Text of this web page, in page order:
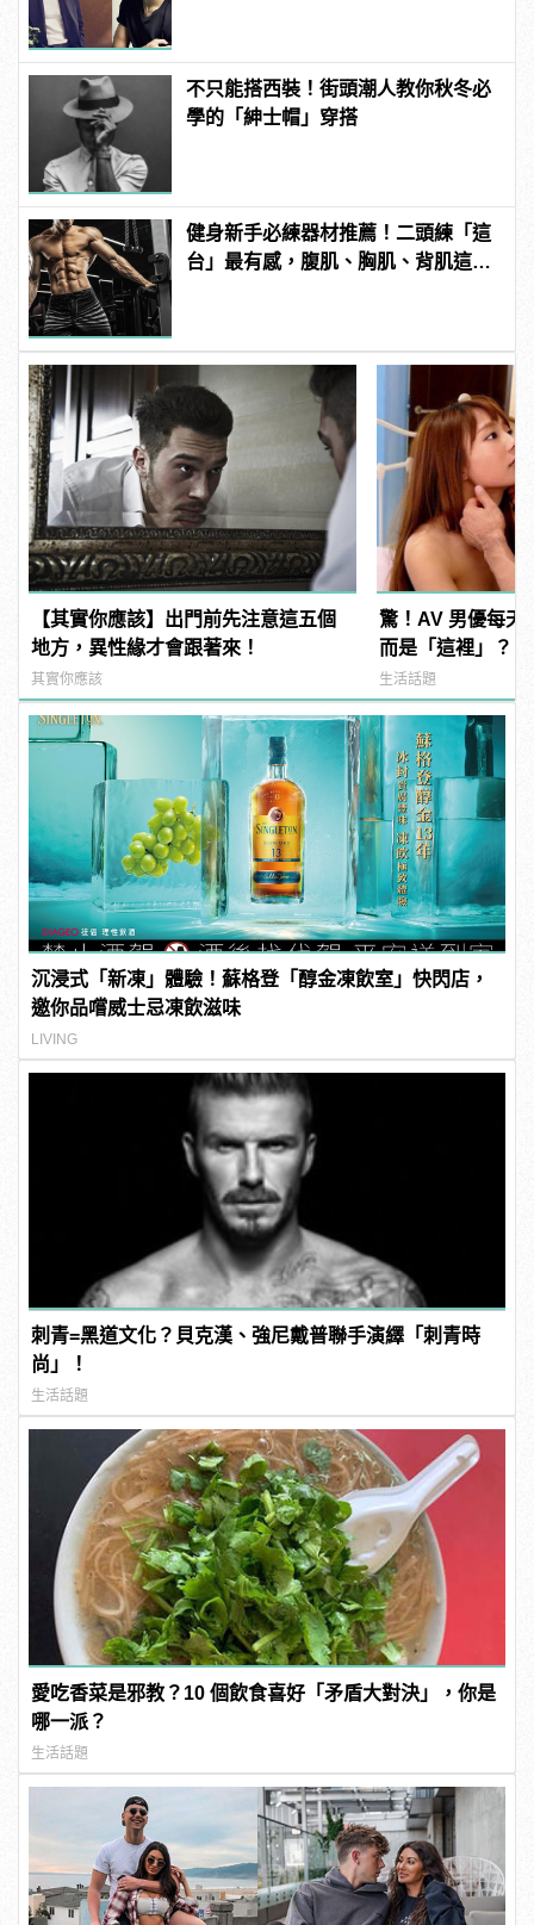
不只能搭西裝！街頭潮人教你秋冬必
學的「紳士帽」穿搭
健身新手必練器材推薦！二頭練「這
台」最有感，腹肌、胸肌、背肌這樣
【其實你應該】出門前先注意這五個
地方，異性緣才會跟著來！
其實你應該
驚！AV 男優每天
而是「這裡」？ |
型男
生活話題
沉浸式「新凍」體驗！蘇格登「醇金凍飲室」快閃店，
邀你品嚐威士忌凍飲滋味
LIVING
刺青=黑道文化？貝克漢、強尼戴普聯手演繹「刺青時
尚」！
生活話題
愛吃香菜是邪教？10 個飲食喜好「矛盾大對決」，你是
哪一派？
生活話題